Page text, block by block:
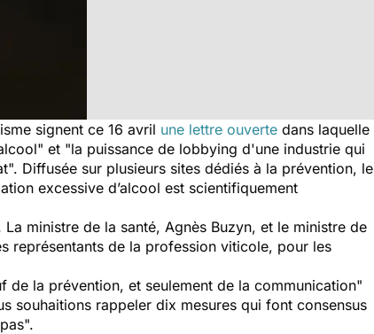
signent ce 16 avril une lettre ouverte dans laquelle
et "la puissance de lobbying d'une industrie qui
Diffusée sur plusieurs sites dédiés à la prévention, le
excessive d’alcool est scientifiquement
ministre de la santé, Agnès Buzyn, et le ministre de
représentants de la profession viticole, pour les
de la prévention, et seulement de la communication"
souhaitions rappeler dix mesures qui font consensus